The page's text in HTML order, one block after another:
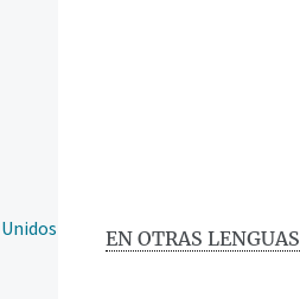
EN OTRAS LENGUAS